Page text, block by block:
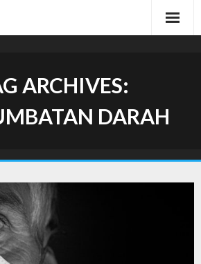
ARCHIVES:
DARAH